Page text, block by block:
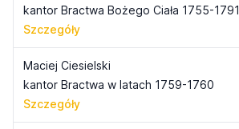
kantor Bractwa Bożego Ciała 1755-1791
Szczegóły
Maciej Ciesielski
kantor Bractwa w latach 1759-1760
Szczegóły